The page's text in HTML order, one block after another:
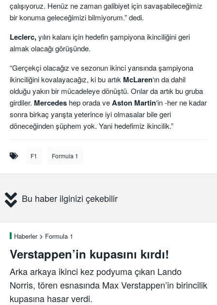
çalışıyoruz. Henüz ne zaman galibiyet için savaşabileceğimiz
bir konuma geleceğimizi bilmiyorum.” dedi.
Leclerc,yılın kalanı için hedefin şampiyona ikinciliğini geri
almak olacağı görüşünde.
“Gerçekçi olacağız ve sezonun ikinci yarısında şampiyona
ikinciliğini kovalayacağız, ki bu artık McLaren‘ın da dahil
olduğu yakın bir mücadeleye dönüştü. Onlar da artık bu gruba
girdiler. Mercedes hep orada veAston Martin‘in -her ne kadar
sonra birkaç yarışta yeterince iyi olmasalar bile geri
döneceğinden şüphem yok. Yani hedefimiz ikincilik.”
F1 Formula 1
Bu haber ilginizi çekebilir
Haberler Formula 1
Verstappen’in kupasını kırdı!
Arka arkaya ikinci kez podyuma çıkan Lando
Norris, tören esnasında Max Verstappen’in birincilik
kupasına hasar verdi.